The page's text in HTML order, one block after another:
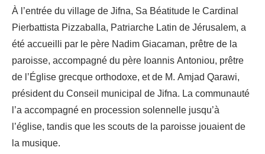
À l’entrée du village de Jifna, Sa Béatitude le Cardinal
Pierbattista Pizzaballa, Patriarche Latin de Jérusalem, a
été accueilli par le père Nadim Giacaman, prêtre de la
paroisse, accompagné du père Ioannis Antoniou, prêtre
de l’Église grecque orthodoxe, et de M. Amjad Qarawi,
président du Conseil municipal de Jifna. La communauté
l’a accompagné en procession solennelle jusqu’à
l’église, tandis que les scouts de la paroisse jouaient de
la musique.